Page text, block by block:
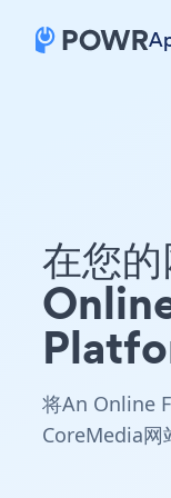
在您
将An Online
CoreMedia网